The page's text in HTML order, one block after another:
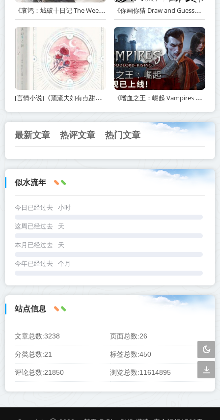
《哀鸿：城破十日记 The Weeping Swan Ten Days of the Citys Fall》v20260507-免安装中文版丨中文版网盘下载 《你画你猜 Draw and Guess》Build.24032411-免安装中文版丨中文版网盘下载
[言情小说]《顶流夫妇有点甜》作者：图样先森【完结】丨小说资源百度网盘免费txt下载 《嗜血之王：崛起 Vampires Bloodlord Rising》v1.5.0.21247-免安装中文版【单机+联机】丨中文版网盘下载
最新文章 热评文章 热门文章
似水流年
今日已经过去 小时
这周已经过去 天
本月已经过去 天
今年已经过去 个月
站点信息
文章总数:3238 页面总数:26
分类总数:21 标签总数:450
评论总数:21850 浏览总数:11614895